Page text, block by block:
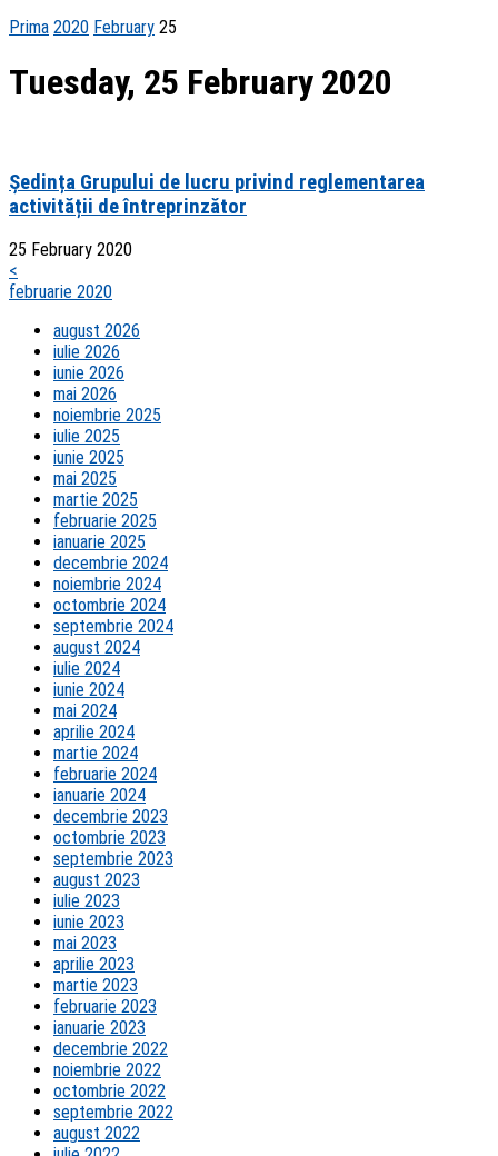
Prima 2020 February 25
Tuesday, 25 February 2020
Ședința Grupului de lucru privind reglementarea
activității de întreprinzător
25 February 2020
<
februarie 2020
august 2026
iulie 2026
iunie 2026
mai 2026
noiembrie 2025
iulie 2025
iunie 2025
mai 2025
martie 2025
februarie 2025
ianuarie 2025
decembrie 2024
noiembrie 2024
octombrie 2024
septembrie 2024
august 2024
iulie 2024
iunie 2024
mai 2024
aprilie 2024
martie 2024
februarie 2024
ianuarie 2024
decembrie 2023
octombrie 2023
septembrie 2023
august 2023
iulie 2023
iunie 2023
mai 2023
aprilie 2023
martie 2023
februarie 2023
ianuarie 2023
decembrie 2022
noiembrie 2022
octombrie 2022
septembrie 2022
august 2022